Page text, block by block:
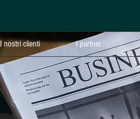
I nostri clienti I partner